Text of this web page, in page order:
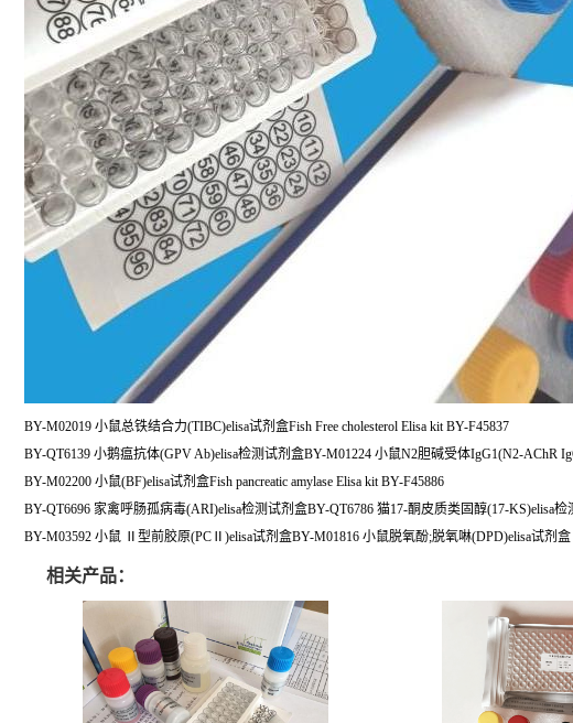
BY-M02019 小鼠总铁结合力(TIBC)elisa试剂盒Fish Free cholesterol Elisa kit BY-F45837
BY-QT6139 小鹅瘟抗体(GPV Ab)elisa检测试剂盒BY-M01224 小鼠N2胆碱受体IgG1(N2-AChR
BY-M02200 小鼠(BF)elisa试剂盒Fish pancreatic amylase Elisa kit BY-F45886
BY-QT6696 家禽呼肠孤病毒(ARI)elisa检测试剂盒BY-QT6786 猫17-酮皮质类固醇(17-KS)elisa检
BY-M03592 小鼠 Ⅱ型前胶原(PCⅡ)elisa试剂盒BY-M01816 小鼠脱氧酚;脱氧啉(DPD)elisa试剂盒
相关产品：